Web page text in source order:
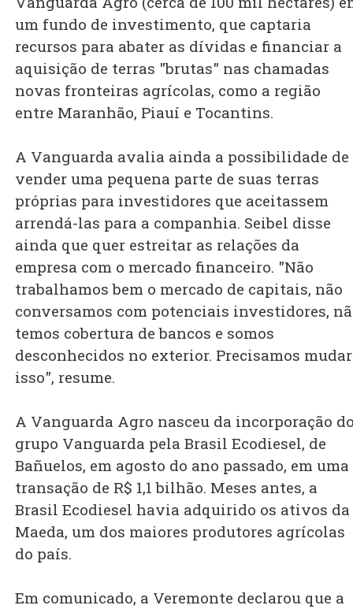
um fundo de investimento, que captaria
recursos para abater as dívidas e financiar a
aquisição de terras "brutas" nas chamadas
novas fronteiras agrícolas, como a região
entre Maranhão, Piauí e Tocantins.
A Vanguarda avalia ainda a possibilidade de
vender uma pequena parte de suas terras
próprias para investidores que aceitassem
arrendá-las para a companhia. Seibel disse
ainda que quer estreitar as relações da
empresa com o mercado financeiro. "Não
trabalhamos bem o mercado de capitais, não
conversamos com potenciais investidores,
temos cobertura de bancos e somos
desconhecidos no exterior. Precisamos mudar
isso", resume.
A Vanguarda Agro nasceu da incorporação
grupo Vanguarda pela Brasil Ecodiesel, de
Bañuelos, em agosto do ano passado, em uma
transação de R$ 1,1 bilhão. Meses antes, a
Brasil Ecodiesel havia adquirido os ativos da
Maeda, um dos maiores produtores agrícolas
do país.
Em comunicado, a Veremonte declarou que a